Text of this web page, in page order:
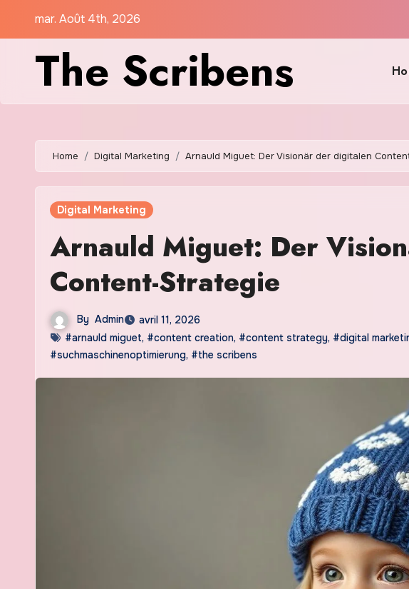
mar. Août 4th, 2026
The Scribens
Home Digital Marketing Arnauld Miguet: Der Visionär der digitalen
Digital Marketing
Arnauld Miguet: Der
Content-Strategie
By Admin
avril 11, 2026
#arnauld miguet, #content creation, #content strategy, #digital
#suchmaschinenoptimierung, #the scribens